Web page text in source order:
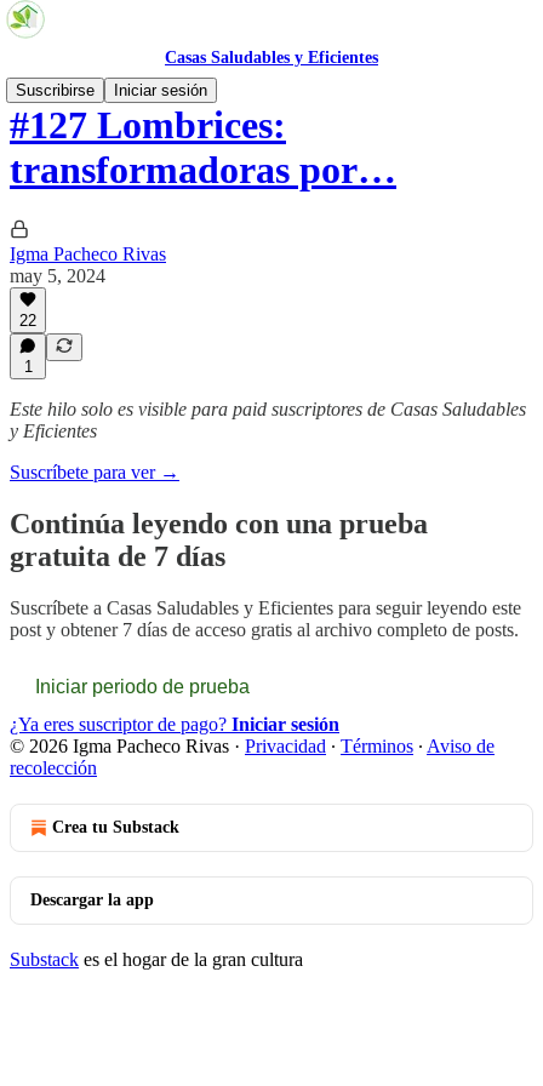
Casas Saludables y Eficientes
Suscribirse
Iniciar sesión
#127 Lombrices:
transformadoras por…
Igma Pacheco Rivas
may 5, 2024
22
1
Este hilo solo es visible para paid suscriptores de Casas Saludables
y Eficientes
Suscríbete para ver →
Continúa leyendo con una prueba
gratuita de 7 días
Suscríbete a Casas Saludables y Eficientes para seguir leyendo este
post y obtener 7 días de acceso gratis al archivo completo de posts.
Iniciar periodo de prueba
¿Ya eres suscriptor de pago? Iniciar sesión
© 2026 Igma Pacheco Rivas · Privacidad ∙ Términos ∙ Aviso de
recolección
Crea tu Substack
Descargar la app
Substack es el hogar de la gran cultura